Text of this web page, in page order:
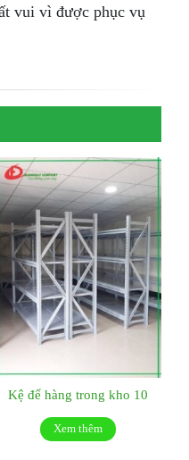
vui vì được phục vụ
Kệ để hàng trong kho 10
Xem thêm